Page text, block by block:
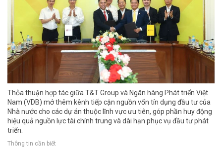
Thỏa thuận hợp tác giữa T&T Group và Ngân hàng Phát triển Việt
Nam (VDB) mở thêm kênh tiếp cận nguồn vốn tín dụng đầu tư của
Nhà nước cho các dự án thuộc lĩnh vực ưu tiên, góp phần huy động
hiệu quả nguồn lực tài chính trung và dài hạn phục vụ đầu tư phát
triển.
Thông tin cần biết